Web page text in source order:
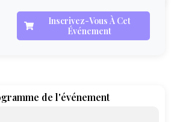
MON
COMPTE
Inscrivez-Vous À Cet
Événement
de l'événement